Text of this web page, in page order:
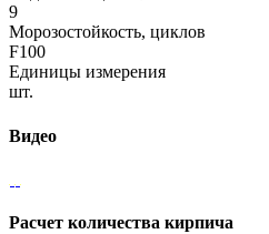
9
Морозостойкость, циклов
F100
Единицы измерения
шт.
Видео
Расчет количества кирпича